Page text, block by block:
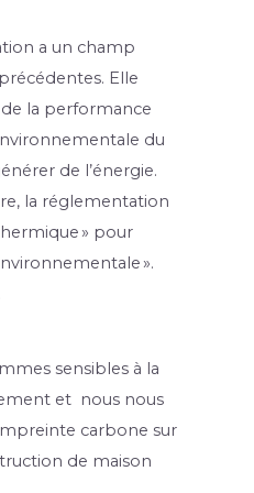
a un champ
Elle
la performance
du
de l’énergie.
la réglementation
» pour
».
sensibles à la
et  nous nous
carbone sur
de maison